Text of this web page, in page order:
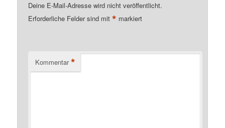
Deine E-Mail-Adresse wird nicht veröffentlicht.
Erforderliche Felder sind mit* markiert
Kommentar *